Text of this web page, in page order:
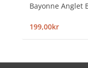
Bayonne Anglet
199,00kr